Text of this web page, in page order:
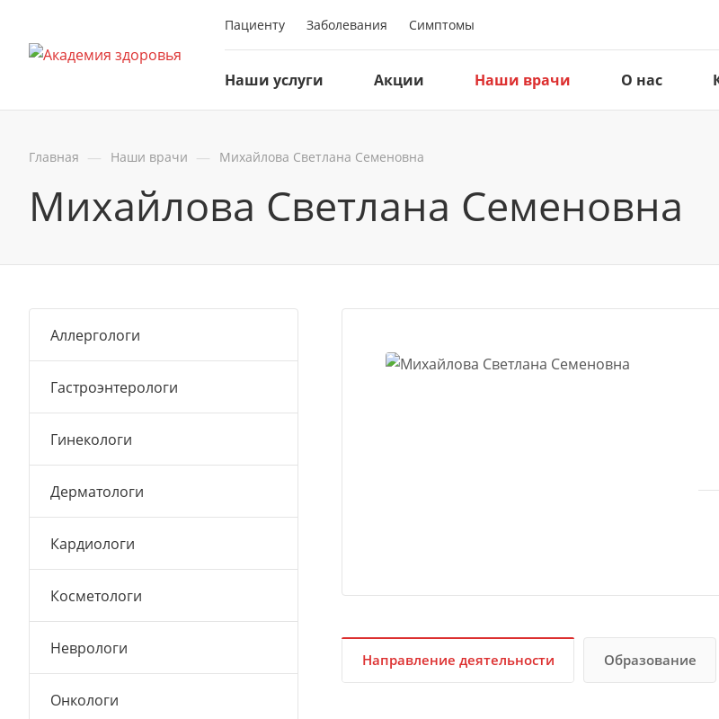
Пациенту Заболевания Симптомы
Наши услуги Акции Наши врачи О нас
Главная — Наши врачи — Михайлова Светлана Семеновна
Михайлова Светлана Семеновна
Направление деятельности Образование
Аллергологи
Гастроэнтерологи
Гинекологи
Дерматологи
Кардиологи
Косметологи
Неврологи
Онкологи